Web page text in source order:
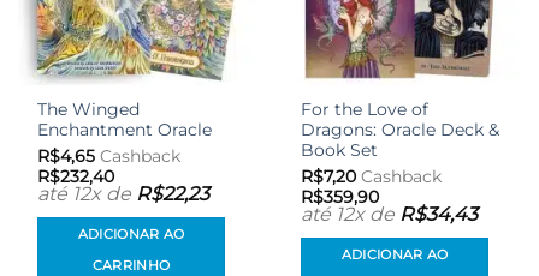
The Winged
Enchantment Oracle
R$4,65 Cashback
R$232,40
até 12x de R$22,23
ADICIONAR AO
CARRINHO
For the Love of
Dragons: Oracle Deck &
Book Set
R$7,20 Cashback
R$359,90
até 12x de R$34,43
ADICIONAR AO